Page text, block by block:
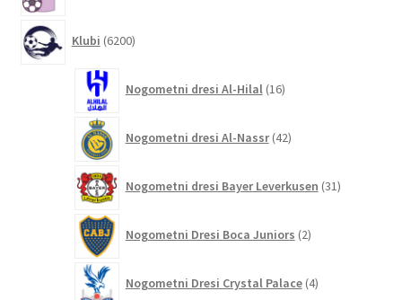
Klubi 6200izdelkov
Nogometni dresi Al-Hilal 16izdelkov
Nogometni dresi Al-Nassr 42izdelkov
Nogometni dresi Bayer Leverkusen 31izdelkov
Nogometni Dresi Boca Juniors 2izdelka
Nogometni Dresi Crystal Palace 4izdelki